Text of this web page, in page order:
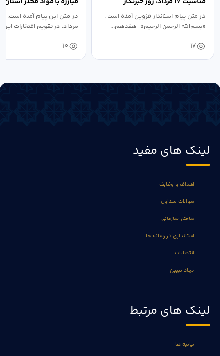
در متن پیام استاندار قزوین آمده است :
«بسم‌الله الرحمن الرحیم» هفدهم...
17
مناسبت روز خبرنگار...
در متن این پیام آمده
مرداد، در تقویم افتخارات
10
لینک های مفید
اهداف و وظایف
سوالات متداول
ساختار سازمانی
استانداری در رسانه ها
انتصابات
جهاد تبیین
لینک های مرتبط
بیانیه ها